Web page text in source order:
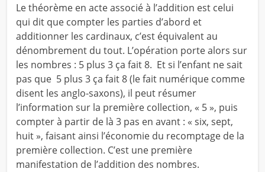
Le théorème en acte associé à l’addition est celui
qui dit que compter les parties d’abord et
additionner les cardinaux, c’est équivalent au
dénombrement du tout. L’opération porte alors sur
les nombres : 5 plus 3 ça fait 8. Et si l’enfant ne sait
pas que 5 plus 3 ça fait 8 (le fait numérique comme
disent les anglo-saxons), il peut résumer
l’information sur la première collection, « 5 », puis
compter à partir de là 3 pas en avant : « six, sept,
huit », faisant ainsi l’économie du recomptage de la
première collection. C’est une première
manifestation de l’addition des nombres.